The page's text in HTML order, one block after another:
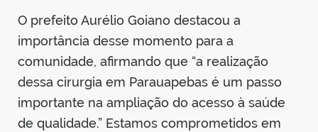
O prefeito Aurélio Goiano destacou a
importância desse momento para a
comunidade, afirmando que “a realização
dessa cirurgia em Parauapebas é um passo
importante na ampliação do acesso à saúde
de qualidade.” Estamos comprometidos em